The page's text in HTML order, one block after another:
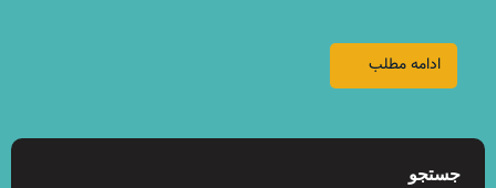
ادامه مطلب
جستجو